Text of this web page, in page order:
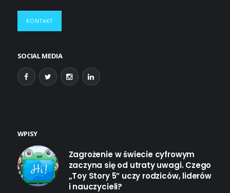
KONTAKT
SOCIAL MEDIA
WPISY
Zagrożenie w świecie cyfrowym
zaczyna się od utraty uwagi. Czego
„Toy Story 5” uczy rodziców, liderów
i nauczycieli?